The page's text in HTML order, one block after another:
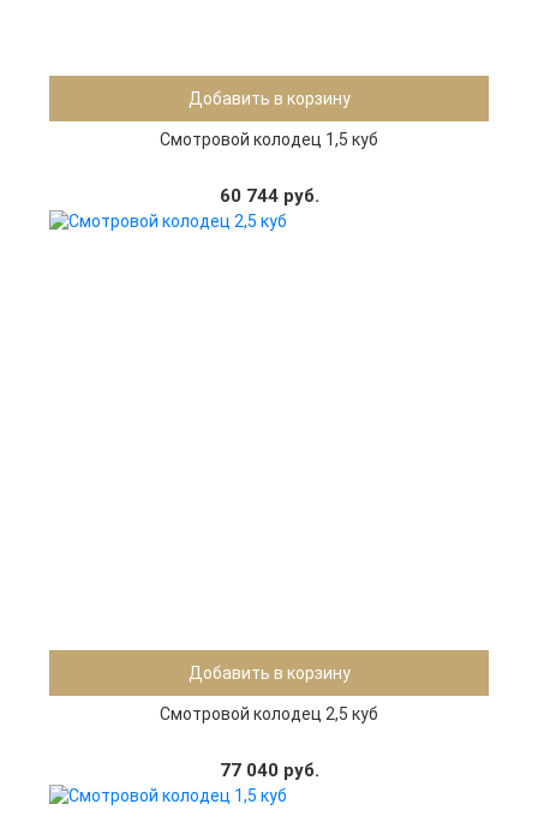
Добавить в корзину
Смотровой колодец 1,5 куб
60 744 руб.
Добавить в корзину
Смотровой колодец 2,5 куб
77 040 руб.